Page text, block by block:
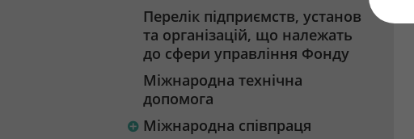
Перелік підприємств, установ
та організацій, що належать
до сфери управління Фонду
Міжнародна технічна
допомога
Міжнародна співпраця